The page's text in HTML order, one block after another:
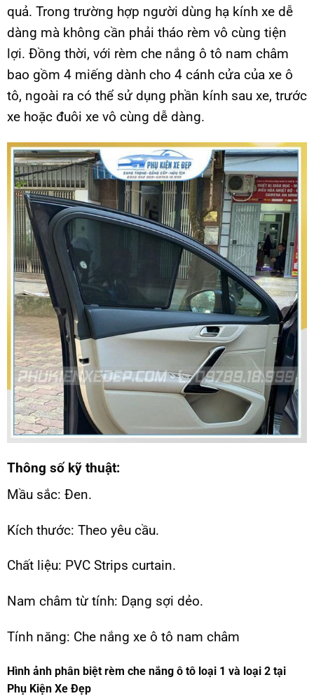
quả. Trong trường hợp người dùng hạ kính xe dễ
dàng mà không cần phải tháo rèm vô cùng tiện
lợi. Đồng thời, với rèm che nắng ô tô nam châm
bao gồm 4 miếng dành cho 4 cánh cửa của xe ô
tô, ngoài ra có thể sử dụng phần kính sau xe, trước
xe hoặc đuôi xe vô cùng dễ dàng.
Thông số kỹ thuật:
Mầu sắc: Đen.
Kích thước: Theo yêu cầu.
Chất liệu: PVC Strips curtain.
Nam châm từ tính: Dạng sợi dẻo.
Tính năng: Che nắng xe ô tô nam châm
Hình ảnh phân biệt rèm che nắng ô tô loại 1 và loại 2 tại
Phụ Kiện Xe Đẹp